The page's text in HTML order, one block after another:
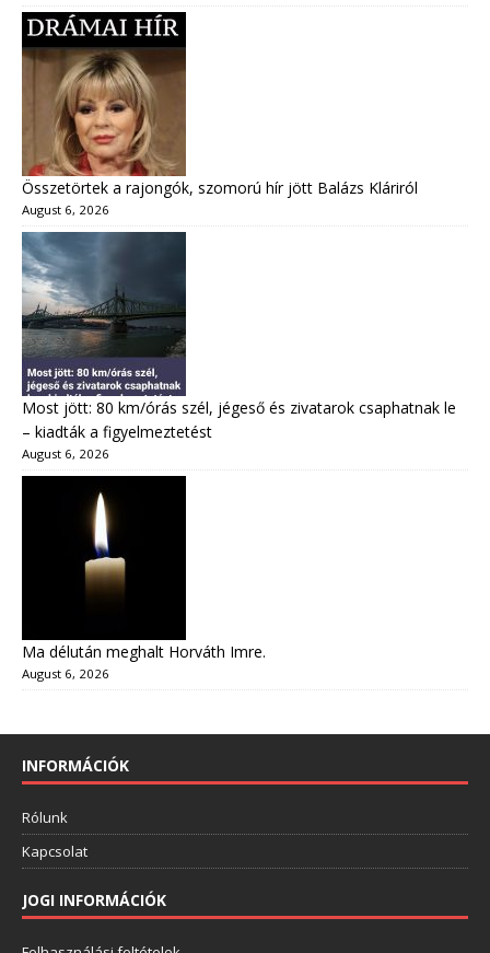
Összetörtek a rajongók, szomorú hír jött Balázs Kláriról
August 6, 2026
Most jött: 80 km/órás szél, jégeső és zivatarok csaphatnak le
– kiadták a figyelmeztetést
August 6, 2026
Ma délután meghalt Horváth Imre.
August 6, 2026
INFORMÁCIÓK
Rólunk
Kapcsolat
JOGI INFORMÁCIÓK